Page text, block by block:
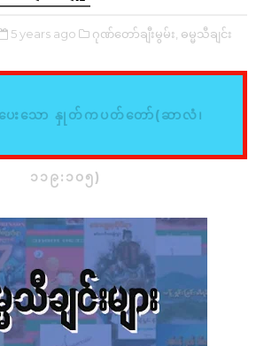
5 years ago ဂုဏ်တော်ချီးမွမ်း, ဓမ္မသီချင်း
ေးသော နှုတ်ကပတ်တော်(ဆာလံ၊
၁၁၉:၁၀၅)